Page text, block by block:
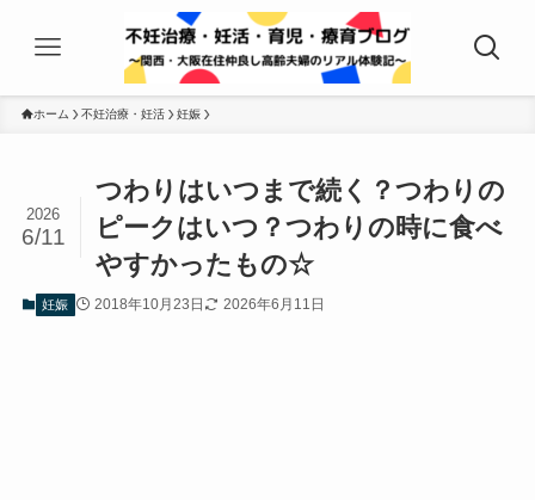
ホーム 不妊治療・妊活 妊娠
つわりはいつまで続く？つわりの
ピークはいつ？つわりの時に食べ
やすかったもの☆
2026
6/11
妊娠 2018年10月23日 2026年6月11日